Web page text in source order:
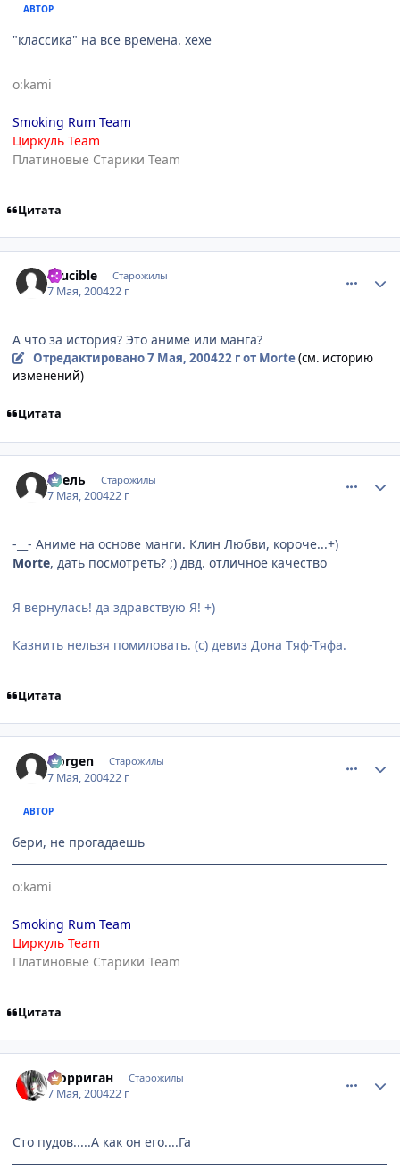
АВТОР
"классика" на все времена. хехе
o:kami
Smoking Rum Team
Циркуль Team
Платиновые Старики Team
Цитата
Crucible Старожилы
7 Мая, 200422 г
А что за история? Это аниме или манга?
Отредактировано7 Мая, 200422 гот Morte(см. историю
изменений)
Цитата
Асель Старожилы
7 Мая, 200422 г
-__- Аниме на основе манги. Клин Любви, короче...+)
Morte, дать посмотреть? ;) двд. отличное качество
Я вернулась! да здравствую Я! +)
Казнить нельзя помиловать. (с) девиз Дона Тяф-Тяфа.
Цитата
Norgen Старожилы
7 Мая, 200422 г
АВТОР
бери, не прогадаешь
o:kami
Smoking Rum Team
Циркуль Team
Платиновые Старики Team
Цитата
Морриган Старожилы
7 Мая, 200422 г
Сто пудов.....А как он его....Га